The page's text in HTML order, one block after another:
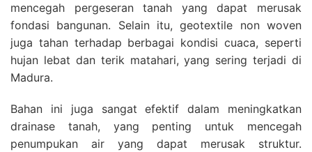
mencegah pergeseran tanah yang dapat merusak
fondasi bangunan. Selain itu, geotextile non woven
juga tahan terhadap berbagai kondisi cuaca, seperti
hujan lebat dan terik matahari, yang sering terjadi di
Madura.
Bahan ini juga sangat efektif dalam meningkatkan
drainase tanah, yang penting untuk mencegah
penumpukan air yang dapat merusak struktur.